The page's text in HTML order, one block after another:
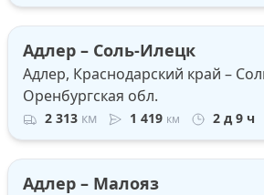
Адлер – Соль-Илецк
Адлер, Краснодарский край –
Оренбургская обл.
2 313 км 1 419 км 2 д 9 ч
Адлер – Малояз